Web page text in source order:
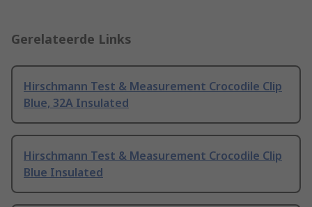
Gerelateerde Links
Hirschmann Test & Measurement Crocodile Clip
Blue, 32A Insulated
Hirschmann Test & Measurement Crocodile Clip
Blue Insulated